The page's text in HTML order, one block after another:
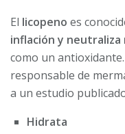
El licopeno es
inflación y neutraliza
como un
responsable de
a un estudio
Hidrata